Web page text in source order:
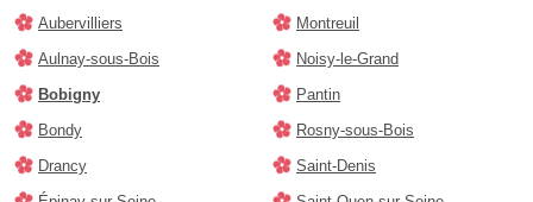
Aubervilliers
Aulnay-sous-Bois
Bobigny
Bondy
Drancy
Montreuil
Noisy-le-Grand
Pantin
Rosny-sous-Bois
Saint-Denis